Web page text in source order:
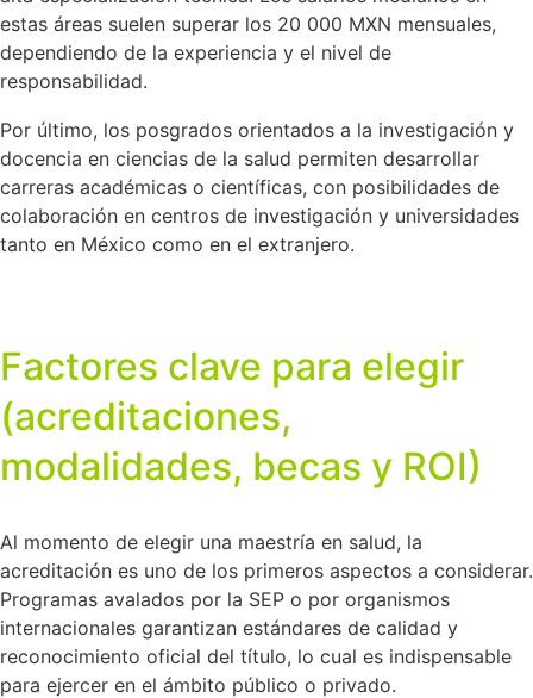
estas áreas suelen superar los 20 000 MXN mensuales,
dependiendo de la experiencia y el nivel de
responsabilidad.
Por último, los posgrados orientados a la investigación y
docencia en ciencias de la salud permiten desarrollar
carreras académicas o científicas, con posibilidades de
colaboración en centros de investigación y universidades
tanto en México como en el extranjero.
Factores clave para elegir
(acreditaciones,
modalidades, becas y ROI)
Al momento de elegir una maestría en salud, la
acreditación es uno de los primeros aspectos a considerar.
Programas avalados por la SEP o por organismos
internacionales garantizan estándares de calidad y
reconocimiento oficial del título, lo cual es indispensable
para ejercer en el ámbito público o privado.